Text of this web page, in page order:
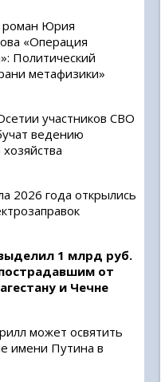
роман Юрия
«Операция
Политический
метафизики»
участников СВО
ведению
2026 года открылись
1 млрд руб.
от
и Чечне
может освятить
имени Путина в